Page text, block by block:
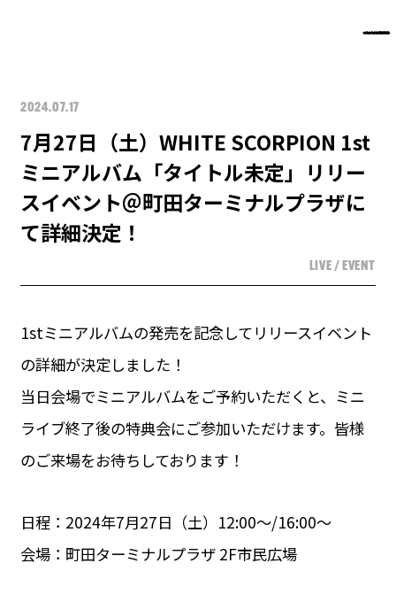
2024.07.17
7月27日（土）WHITE SCORPION 1st
ミニアルバム「タイトル未定」リリー
スイベント＠町田ターミナルプラザに
て詳細決定！
LIVE / EVENT
1stミニアルバムの発売を記念してリリースイベント
の詳細が決定しました！
当日会場でミニアルバムをご予約いただくと、ミニ
ライブ終了後の特典会にご参加いただけます。皆様
のご来場をお待ちしております！
日程：2024年7月27日（土）12:00～/16:00～
会場：町田ターミナルプラザ 2F市民広場